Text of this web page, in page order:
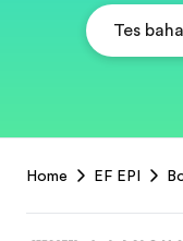
Tes
Footer
Home EF EPI